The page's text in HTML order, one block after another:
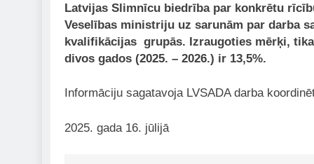
Latvijas Slimnīcu biedrība par konkrētu
Veselības ministriju uz sarunām par darba
kvalifikācijas grupās. Izraugoties mērķi,
divos gados (2025. – 2026.) ir 13,5%.
Informāciju sagatavoja LVSADA darba
2025. gada 16. jūlijā